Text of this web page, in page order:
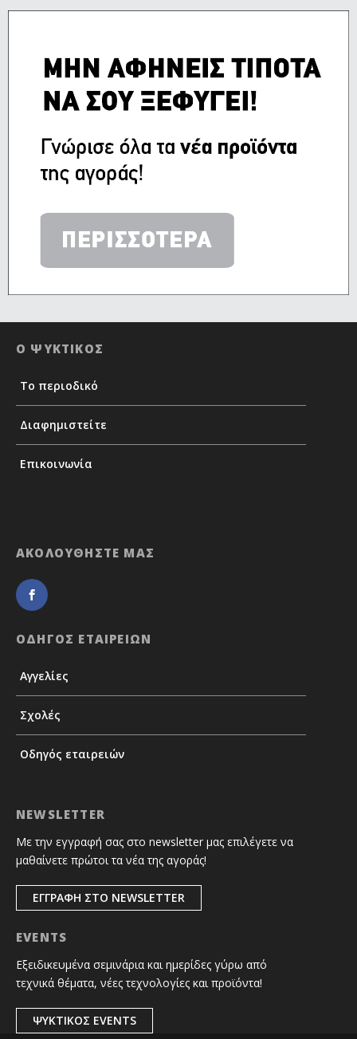
Ο ΨΥΚΤΙΚΟΣ
Το περιοδικό
Διαφημιστείτε
Επικοινωνία
ΑΚΟΛΟΥΘΗΣΤΕ ΜΑΣ
ΟΔΗΓΟΣ ΕΤΑΙΡΕΙΩΝ
Αγγελίες
Σχολές
Οδηγός εταιρειών
NEWSLETTER
Με την εγγραφή σας στο newsletter μας επιλέγετε να
μαθαίνετε πρώτοι τα νέα της αγοράς!
ΕΓΓΡΑΦΗ ΣΤΟ NEWSLETTER
EVENTS
Εξειδικευμένα σεμινάρια και ημερίδες γύρω από
τεχνικά θέματα, νέες τεχνολογίες και προϊόντα!
ΨΥΚΤΙΚΟΣ EVENTS